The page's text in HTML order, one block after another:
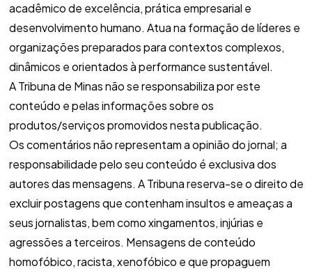
acadêmico de excelência, prática empresarial e
desenvolvimento humano. Atua na formação de líderes e
organizações preparados para contextos complexos,
dinâmicos e orientados à performance sustentável.
A Tribuna de Minas não se responsabiliza por este
conteúdo e pelas informações sobre os
produtos/serviços promovidos nesta publicação.
Os comentários não representam a opinião do jornal; a
responsabilidade pelo seu conteúdo é exclusiva dos
autores das mensagens. A Tribuna reserva-se o direito de
excluir postagens que contenham insultos e ameaças a
seus jornalistas, bem como xingamentos, injúrias e
agressões a terceiros. Mensagens de conteúdo
homofóbico, racista, xenofóbico e que propaguem